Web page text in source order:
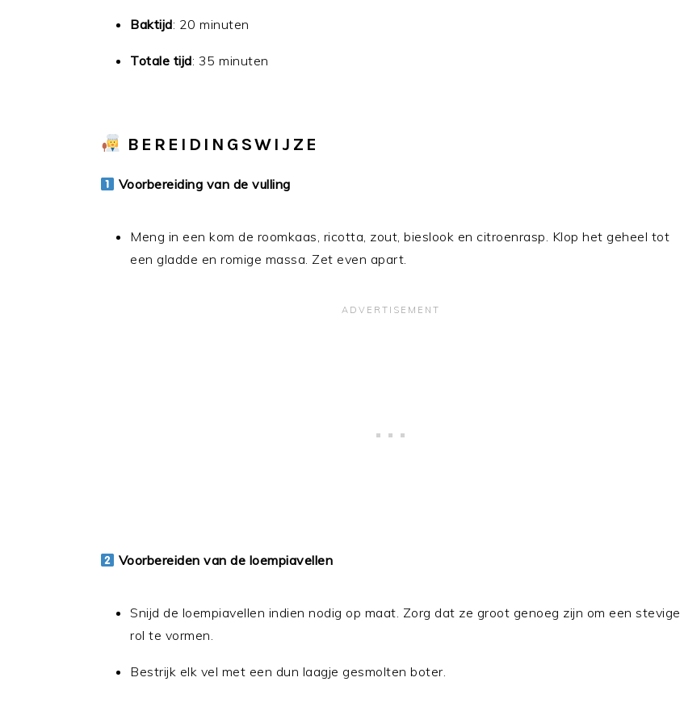
Baktijd: 20 minuten
Totale tijd: 35 minuten
BEREIDINGSWIJZE
Voorbereiding van de vulling
Meng in een kom de roomkaas, ricotta, zout, bieslook en citroenrasp. Klop het geheel tot
een gladde en romige massa. Zet even apart.
Voorbereiden van de loempiavellen
Snijd de loempiavellen indien nodig op maat. Zorg dat ze groot genoeg zijn om een stevige
rol te vormen.
Bestrijk elk vel met een dun laagje gesmolten boter.